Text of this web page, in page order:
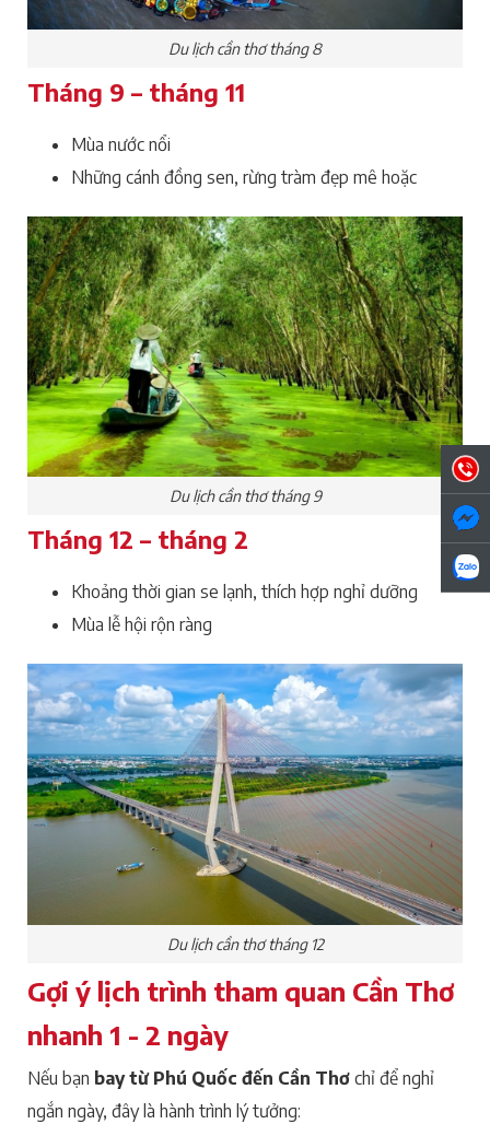
Du lịch cần thơ tháng 8
Tháng 9 – tháng 11
Mùa nước nổi
Những cánh đồng sen, rừng tràm đẹp mê hoặc
Du lịch cần thơ tháng 9
Tháng 12 – tháng 2
Khoảng thời gian se lạnh, thích hợp nghỉ dưỡng
Mùa lễ hội rộn ràng
Du lịch cần thơ tháng 12
Gợi ý lịch trình tham quan Cần Thơ
nhanh 1 - 2 ngày
Nếu bạn bay từ Phú Quốc đến Cần Thơ chỉ để nghỉ
ngắn ngày, đây là hành trình lý tưởng: